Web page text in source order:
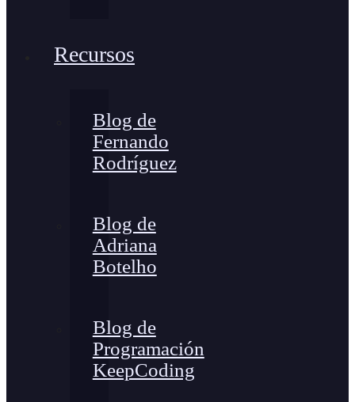
Recursos
Blog de
Fernando
Rodríguez
Blog de
Adriana
Botelho
Blog de
Programación
KeepCoding